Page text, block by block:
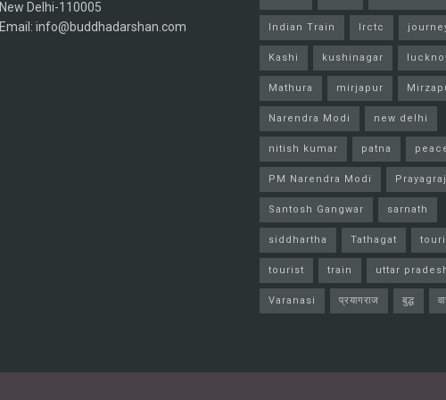
New Delhi-110005
Email: info@buddhadarshan.com
Indian Train Irctc
Kashi kushinagar
Mathura mirjapur
Narendra Modi new delhi
nitish kumar patna
PM Narendra Modi Prayagraj
Santosh Gangwar sarnath
siddhartha Tathagat
tourist train uttar
Varanasi प्रयागराज बुद्ध